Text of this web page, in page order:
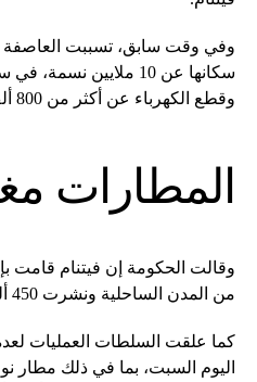
وفي وقت سابق، تسببت العاصفة
سكانها عن 10 ملايين
وقطع الكهرباء عن أكثر من 800 ألف منزل.
المطارات
من المدن الساحلية ونشرت 450 ألف جندي.
كما علقت السلطات العمليات
اليوم السبت، بما في ذلك مطار